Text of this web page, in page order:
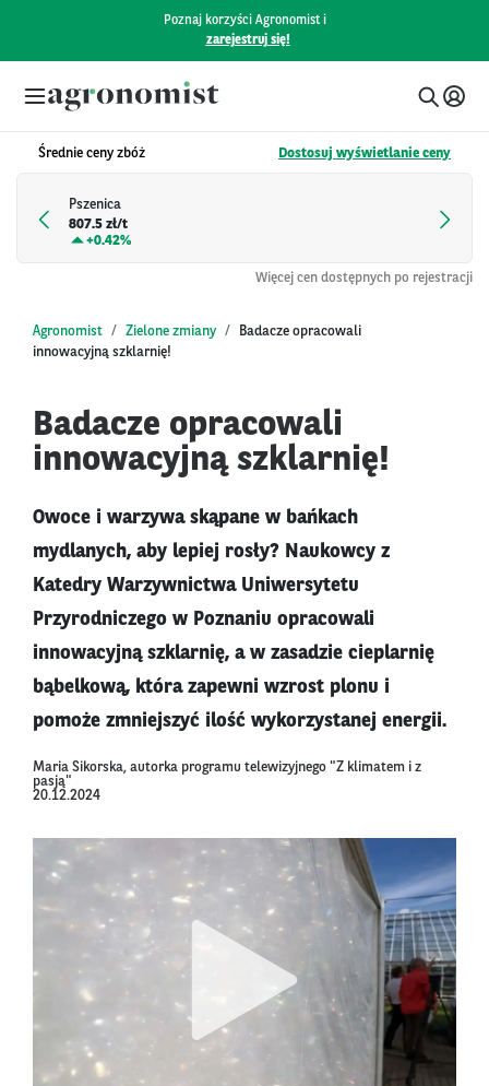
Poznaj korzyści Agronomist i
zarejestruj się!
Średnie ceny zbóż Dostosuj wyświetlanie ceny
Pszenica
807.5 zł/t
+0.42%
Więcej cen dostępnych po rejestracji
Agronomist Zielone zmiany
Badacze opracowali
innowacyjną szklarnię!
Badacze opracowali
innowacyjną szklarnię!
Owoce i warzywa skąpane w bańkach
mydlanych, aby lepiej rosły? Naukowcy z
Katedry Warzywnictwa Uniwersytetu
Przyrodniczego w Poznaniu opracowali
innowacyjną szklarnię, a w zasadzie cieplarnię
bąbelkową, która zapewni wzrost plonu i
pomoże zmniejszyć ilość wykorzystanej energii.
Maria Sikorska, autorka programu telewizyjnego "Z klimatem i z
pasją"
20.12.2024